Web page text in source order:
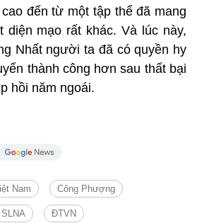
đến từ một tập thể đã mang
diện mạo rất khác. Và lúc này,
Nhất người ta đã có quyền hy
thành công hơn sau thất bại
hồi năm ngoái.
Nam Công Phượng
SLNA ĐTVN